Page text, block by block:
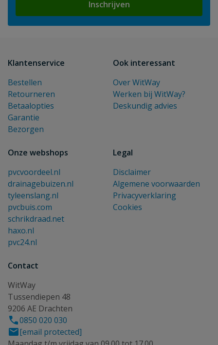
Inschrijven
Klantenservice
Bestellen
Retourneren
Betaalopties
Garantie
Bezorgen
Ook interessant
Over WitWay
Werken bij WitWay?
Deskundig advies
Onze webshops
pvcvoordeel.nl
drainagebuizen.nl
tyleenslang.nl
pvcbuis.com
schrikdraad.net
haxo.nl
pvc24.nl
Legal
Disclaimer
Algemene voorwaarden
Privacyverklaring
Cookies
Contact
WitWay
Tussendiepen 48
9206 AE Drachten
0850 020 030
[email protected]